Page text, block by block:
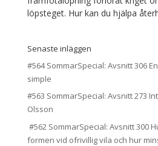
löpsteget. Hur kan du hjälpa
Senaste inläggen
#564 SommarSpecial: Avsnitt 306
simple
#563 SommarSpecial: Avsnitt 273
Olsson
#562 SommarSpecial: Avsnitt 300
formen vid ofrivillig vila och hur